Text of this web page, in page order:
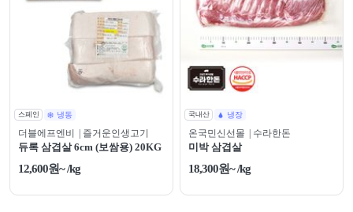
스페인 냉동
더블에프엔비 | 즐거운인생고기
듀록 삼겹살 6cm (보쌈용) 20KG
12,600원~ /kg
국내산 냉장
온국민신선몰 | 수라한돈
미박 삼겹살
18,300원~ /kg